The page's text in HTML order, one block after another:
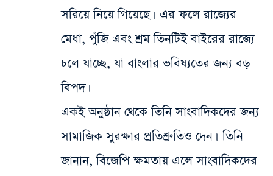
সরিয়ে নিয়ে গিয়েছে। এর ফলে রাজ্যের
মেধা, পুঁজি এবং শ্রম তিনটিই বাইরের রাজ্যে
চলে যাচ্ছে, যা বাংলার ভবিষ্যতের জন্য বড়
বিপদ।
একই অনুষ্ঠান থেকে তিনি সাংবাদিকদের জন্য
সামাজিক সুরক্ষার প্রতিশ্রুতিও দেন। তিনি
জানান, বিজেপি ক্ষমতায় এলে সাংবাদিকদের